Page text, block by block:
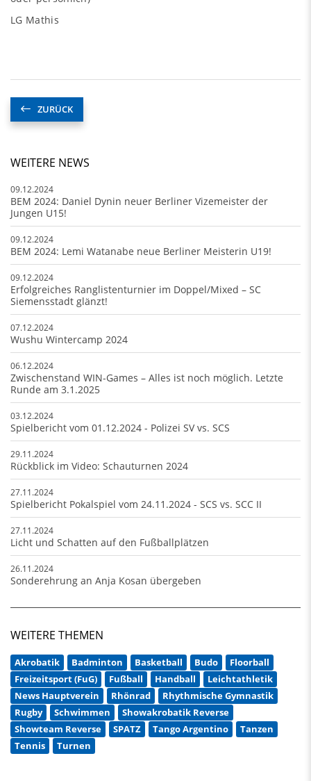
LG Mathis
ZURÜCK
WEITERE NEWS
09.12.2024
BEM 2024: Daniel Dynin neuer Berliner Vizemeister der
Jungen U15!
09.12.2024
BEM 2024: Lemi Watanabe neue Berliner Meisterin U19!
09.12.2024
Erfolgreiches Ranglistenturnier im Doppel/Mixed – SC
Siemensstadt glänzt!
07.12.2024
Wushu Wintercamp 2024
06.12.2024
Zwischenstand WIN-Games – Alles ist noch möglich. Letzte
Runde am 3.1.2025
03.12.2024
Spielbericht vom 01.12.2024 - Polizei SV vs. SCS
29.11.2024
Rückblick im Video: Schauturnen 2024
27.11.2024
Spielbericht Pokalspiel vom 24.11.2024 - SCS vs. SCC II
27.11.2024
Licht und Schatten auf den Fußballplätzen
26.11.2024
Sonderehrung an Anja Kosan übergeben
WEITERE THEMEN
Akrobatik Badminton Basketball Budo
Floorball
Freizeitsport (FuG)
Fußball Handball
Leichtathletik
News Hauptverein
Rhönrad
Rhythmische Gymnastik
Rugby
Schwimmen
Showakrobatik Reverse
Showteam Reverse
SPATZ Tango Argentino
Tanzen
Tennis
Turnen